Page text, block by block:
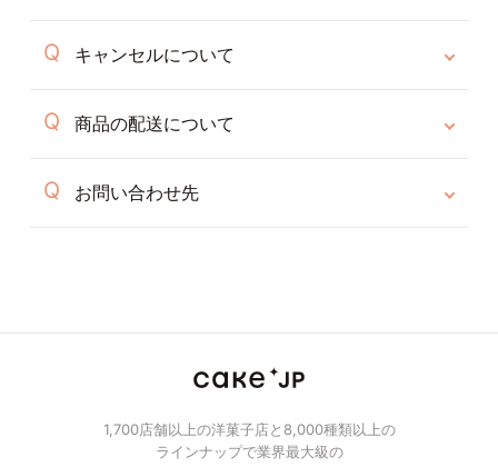
キャンセルについて
商品の配送について
お問い合わせ先
1,700店舗以上の洋菓子店と8,000種類以上の
ラインナップで業界最大級の